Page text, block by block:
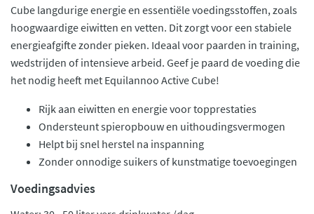
Cube langdurige energie en essentiële voedingsstoffen, zoals
hoogwaardige eiwitten en vetten. Dit zorgt voor een stabiele
energieafgifte zonder pieken. Ideaal voor paarden in training,
wedstrijden of intensieve arbeid. Geef je paard de voeding die
het nodig heeft met Equilannoo Active Cube!
Rijk aan eiwitten en energie voor topprestaties
Ondersteunt spieropbouw en uithoudingsvermogen
Helpt bij snel herstel na inspanning
Zonder onnodige suikers of kunstmatige toevoegingen
Voedingsadvies